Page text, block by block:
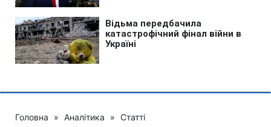
Головна » Аналітика » Статті